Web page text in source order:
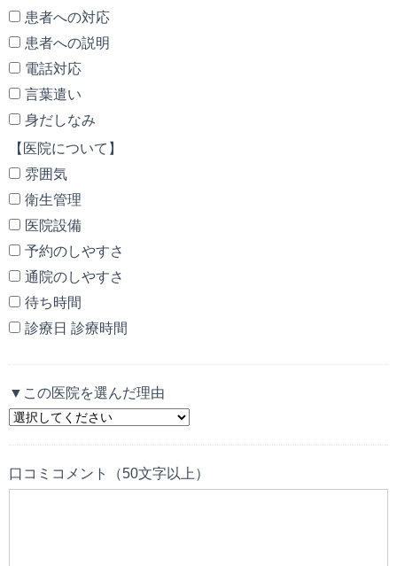
患者への対応
患者への説明
電話対応
言葉遣い
身だしなみ
【医院について】
雰囲気
衛生管理
医院設備
予約のしやすさ
通院のしやすさ
待ち時間
診療日 診療時間
▼この医院を選んだ理由
口コミコメント（50文字以上）